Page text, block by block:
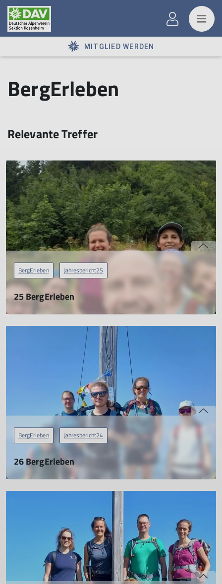
MITGLIED WERDEN
BergErleben
Relevante Treffer
BergErleben Jahresbericht25
25 BergErleben
Jahresbericht 2025
BergErleben Jahresbericht24
26 BergErleben
Jahresbericht 2024